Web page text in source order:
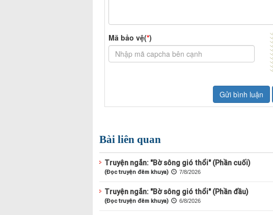
Bài liên quan
Truyện ngắn: "Bờ sông gió thổi" (Phần cuối)
(Đọc truyện đêm khuya) 7/8/2026
Truyện ngắn: "Bờ sông gió thổi" (Phần đầu)
(Đọc truyện đêm khuya) 6/8/2026